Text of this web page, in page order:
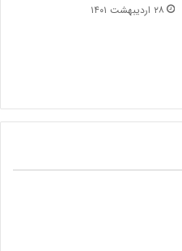
۲۸ اردیبهشت ۱۴۰۱